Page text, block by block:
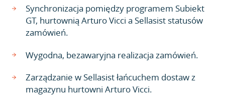
Synchronizacja pomiędzy programem Subiekt
GT, hurtownią Arturo Vicci a Sellasist statusów
zamówień.
Wygodna, bezawaryjna realizacja zamówień.
Zarządzanie w Sellasist łańcuchem dostaw z
magazynu hurtowni Arturo Vicci.